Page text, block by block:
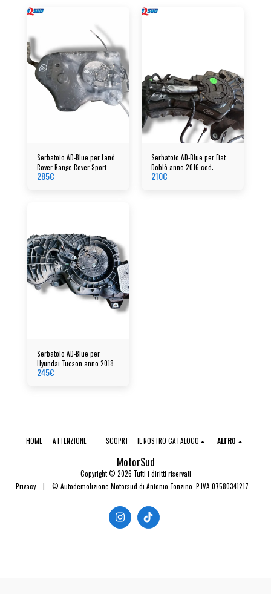
Serbatoio AD-Blue per Land
Rover Range Rover Sport
cod: FPLA5J228A
285€
Serbatoio AD-Blue per Fiat
Doblò anno 2016 cod:
52204582
210€
Serbatoio AD-Blue per
Hyundai Tucson anno 2018
cod: 044404006a-31510p1000
245€
MotorSud
Copyright © 2026 Tutti i diritti riservati
Privacy| © Autodemolizione Motorsud di Antonio Tonzino. P.IVA 07580341217
HOME ATTENZIONE SCOPRI IL NOSTRO CATALOGO ALTRO